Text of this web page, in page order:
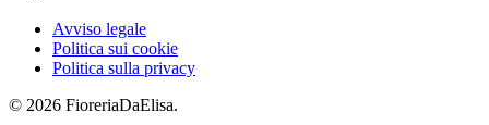
Avviso legale
Politica sui cookie
Politica sulla privacy
© 2026 FioreriaDaElisa.